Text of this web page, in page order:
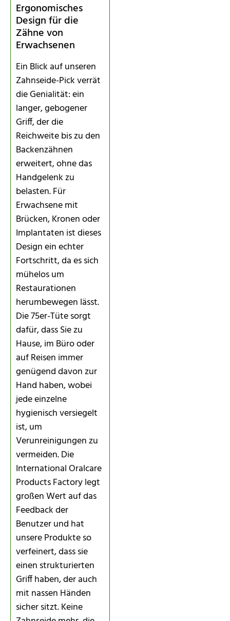
Ergonomisches
Design für die
Zähne von
Erwachsenen
Ein Blick auf unseren
Zahnseide-Pick verrät
die Genialität: ein
langer, gebogener
Griff, der die
Reichweite bis zu den
Backenzähnen
erweitert, ohne das
Handgelenk zu
belasten. Für
Erwachsene mit
Brücken, Kronen oder
Implantaten ist dieses
Design ein echter
Fortschritt, da es sich
mühelos um
Restaurationen
herumbewegen lässt.
Die 75er-Tüte sorgt
dafür, dass Sie zu
Hause, im Büro oder
auf Reisen immer
genügend davon zur
Hand haben, wobei
jede einzelne
hygienisch versiegelt
ist, um
Verunreinigungen zu
vermeiden. Die
International Oralcare
Products Factory legt
großen Wert auf das
Feedback der
Benutzer und hat
unsere Produkte so
verfeinert, dass sie
einen strukturierten
Griff haben, der auch
mit nassen Händen
sicher sitzt. Keine